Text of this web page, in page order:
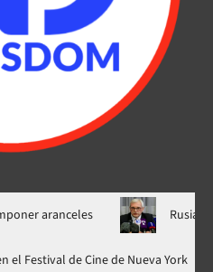
Rusia condiciona
mundial en el Festival de Cine de